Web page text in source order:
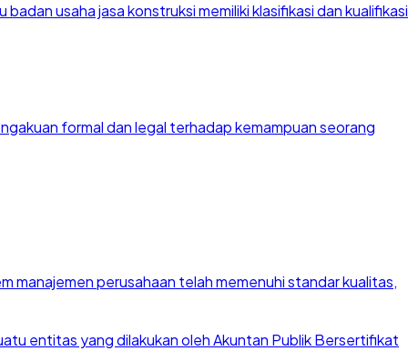
usaha jasa konstruksi memiliki klasifikasi dan kualifikasi
formal dan legal terhadap kemampuan seorang
perusahaan telah memenuhi standar kualitas,
entitas yang dilakukan oleh Akuntan Publik Bersertifikat